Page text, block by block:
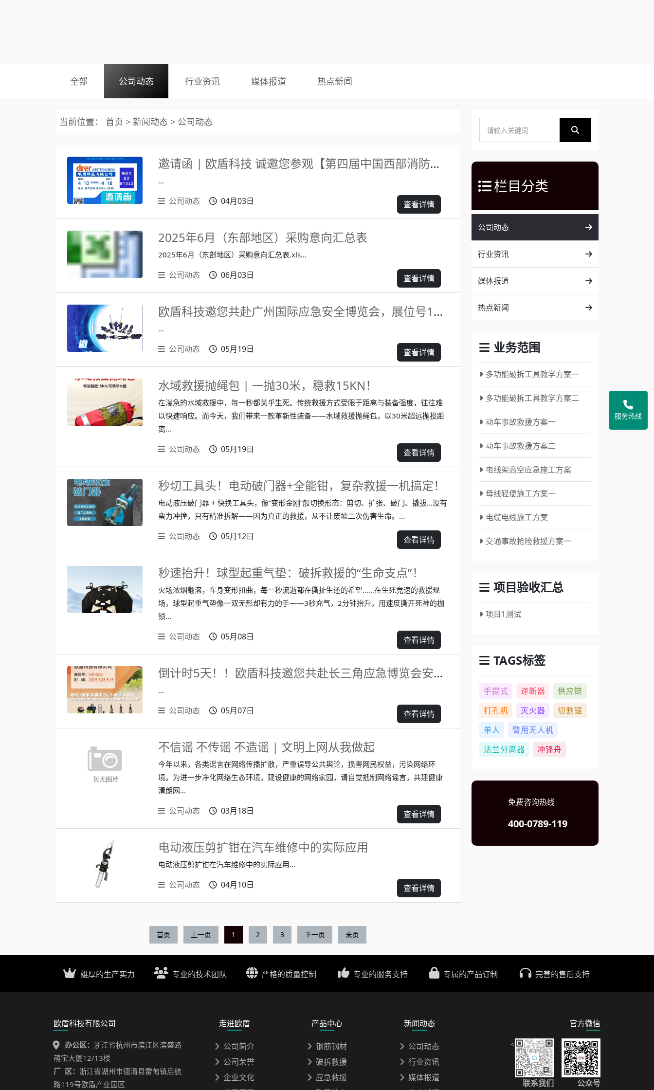
全部 公司动态 行业资讯 媒体报道 热点新闻
当前位置： 首页 > 新闻动态 > 公司动态
邀请函 | 欧盾科技 诚邀您参观【第四届中国西部消防展】
...
公司动态 04月03日 查看详情
2025年6月（东部地区）采购意向汇总表
2025年6月（东部地区）采购意向汇总表.xls...
公司动态 06月03日 查看详情
欧盾科技邀您共赴广州国际应急安全博览会，展位号19.1馆D26！
...
公司动态 05月19日 查看详情
水域救援抛绳包 | 一抛30米，稳救15KN！
在湍急的水域救援中，每一秒都关乎生死。传统救援方式受限于距离与装备强度，往往难
以快速响应。而今天，我们带来一款革新性装备——水域救援抛绳包，以30米超远抛投距
离...
公司动态 05月19日 查看详情
秒切工具头！电动破门器+全能钳，复杂救援一机搞定！
电动液压破门器 + 快换工具头，像“变形金刚”般切换形态：剪切、扩张、破门、撬拔…没有
蛮力冲撞，只有精准拆解——因为真正的救援，从不让废墟二次伤害生命。...
公司动态 05月12日 查看详情
秒速抬升！球型起重气垫：破拆救援的“生命支点”！
火场浓烟翻滚，车身变形扭曲，每一秒流逝都在撕扯生还的希望……在生死竞速的救援现
场，球型起重气垫像一双无形却有力的手——3秒充气，2分钟抬升，用速度撕开死神的枷
锁...
公司动态 05月08日 查看详情
倒计时5天！！欧盾科技邀您共赴长三角应急博览会安全之约~
...
公司动态 05月07日 查看详情
不信谣 不传谣 不造谣 | 文明上网从我做起
今年以来，各类谣言在网络传播扩散，严重误导公共舆论，损害网民权益，污染网络环
境。为进一步净化网络生态环境，建设健康的网络家园，请自觉抵制网络谣言，共建健康
清朗网...
公司动态 03月18日 查看详情
电动液压剪扩钳在汽车维修中的实际应用
电动液压剪扩钳在汽车维修中的实际应用...
公司动态 04月10日 查看详情
首页 上一页 1 2 3 下一页 末页
栏目分类
公司动态
行业资讯
媒体报道
热点新闻
业务范围
多功能破拆工具教学方案一
多功能破拆工具教学方案二
动车事故救援方案一
动车事故救援方案二
电线架高空应急施工方案
母线轻便施工方案一
电缆电线施工方案
交通事故抢险救援方案一
项目验收汇总
项目1测试
TAGS标签
手提式 速断器
供应链
打孔机
灭火器
切割锯
单人
警用无人机
法兰分离器
冲锋舟
免费咨询热线
400-0789-119
雄厚的生产实力 专业的技术团队 严格的质量控制 专业的服务支持 专属的产品订制 完善的售后支持
欧盾科技有限公司
办公区： 浙江省杭州市滨江区滨盛路
萌宝大厦12/13楼
厂 区： 浙江省湖州市德清县雷甸镇启航
路119号欧盾产业园区
走进欧盾
公司简介
公司荣誉
企业文化
产品中心
钢筋钢材
破拆救援
应急救援
新闻动态
公司动态
行业资讯
媒体报道
官方微信
<
联系我们 公众号
服务热线